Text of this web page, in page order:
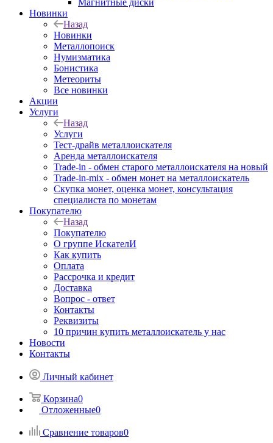
Магнитные диски
Новинки
Назад
Новинки
Металлопоиск
Нумизматика
Бонистика
Метеориты
Все новинки
Акции
Услуги
Назад
Услуги
Тест-драйв металлоискателя
Аренда металлоискателя
Trade-in - обмен старого металлоискателя на новый
Trade-in-mix - обмен монет на металлоискатель
Скупка монет, оценка монет, консультация
специалиста по монетам
Покупателю
Назад
Покупателю
О группе ИскателИ
Как купить
Оплата
Рассрочка и кредит
Доставка
Вопрос - ответ
Контакты
Реквизиты
10 причин купить металлоискатель у нас
Новости
Контакты
Личный кабинет
Корзина0
Отложенные0
Сравнение товаров0